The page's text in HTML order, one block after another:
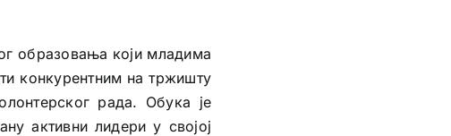
образовања који младима
конкурентним на тржишту
рада. Обука је
активни лидери у својој